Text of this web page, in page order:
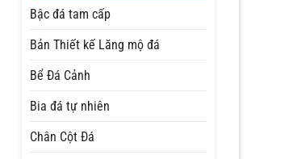
Bậc đá tam cấp
Bản Thiết kế Lăng mộ đá
Bể Đá Cảnh
Bia đá tự nhiên
Chân Cột Đá